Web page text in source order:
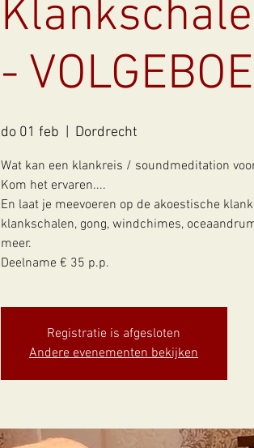
-
do 01 feb Dordrecht
Wat kan een klankreis / soundmeditation
Kom het ervaren....
En laat je meevoeren op de akoestische
klankschalen, gong, windchimes,
meer.
Deelname € 35 p.p.
Registratie is afgesloten
Andere evenementen bekijken